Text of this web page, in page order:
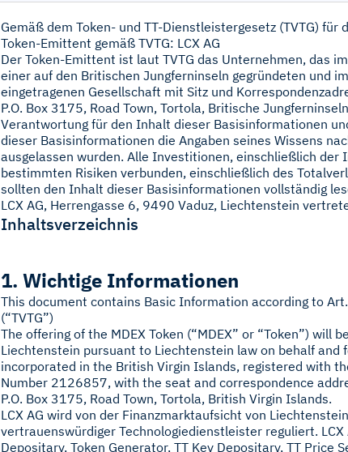
Gemäß dem Token- und TT-Dienstleistergesetz (TVTG)
Token-Emittent gemäß TVTG: LCX AG
Der Token-Emittent ist laut TVTG das Unternehmen, das
einer auf den Britischen Jungferninseln gegründeten und
eingetragenen Gesellschaft mit Sitz und
P.O. Box 3175, Road Town, Tortola, Britische
Verantwortung für den Inhalt dieser Basisinformationen
dieser Basisinformationen die Angaben seines Wissens
ausgelassen wurden. Alle Investitionen, einschließlich der
bestimmten Risiken verbunden, einschließlich des
sollten den Inhalt dieser Basisinformationen vollständig
LCX AG, Herrengasse 6, 9490 Vaduz, Liechtenstein
Inhaltsverzeichnis
1. Wichtige Informationen
This document contains Basic Information according to
(“TVTG”)
The offering of the MDEX Token (“MDEX” or “Token”) will
Liechtenstein pursuant to Liechtenstein law on behalf
incorporated in the British Virgin Islands, registered with
Number 2126857, with the seat and correspondence
P.O. Box 3175, Road Town, Tortola, British Virgin Islands.
LCX AG wird von der Finanzmarktaufsicht von
vertrauenswürdiger Technologiedienstleister reguliert. LCX
Depositary, Token Generator, TT Key Depositary, TT Price